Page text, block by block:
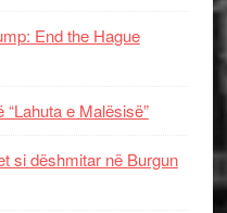
End the Hague
e Malësisë”
si dëshmitar në Burgun